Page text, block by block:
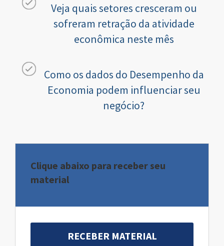
Veja quais setores cresceram ou
sofreram retração da atividade
econômica neste mês
Como os dados do Desempenho da
Economia podem influenciar seu
negócio?
Clique abaixo para receber seu
material
RECEBER MATERIAL